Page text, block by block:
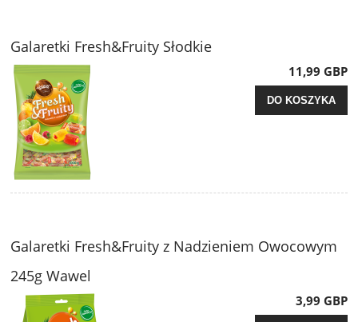
Galaretki Fresh&Fruity Słodkie
11,99 GBP
DO KOSZYKA
Galaretki Fresh&Fruity z Nadzieniem Owocowym
245g Wawel
3,99 GBP